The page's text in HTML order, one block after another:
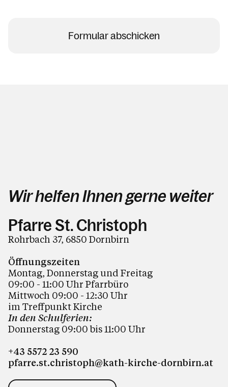
Wir helfen Ihnen gerne weiter
Pfarre St. Christoph
Rohrbach 37, 6850 Dornbirn
Öffnungszeiten
Montag, Donnerstag und Freitag
09:00 - 11:00 Uhr Pfarrbüro
Mittwoch 09:00 - 12:30 Uhr
im Treffpunkt Kirche
In den Schulferien:
Donnerstag 09:00 bis 11:00 Uhr
+43 5572 23 590
pfarre.st.christoph@kath-kirche-dornbirn.at